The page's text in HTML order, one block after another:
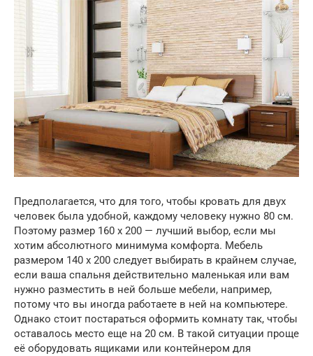
Предполагается, что для того, чтобы кровать для двух
человек была удобной, каждому человеку нужно 80 см.
Поэтому размер 160 х 200 — лучший выбор, если мы
хотим абсолютного минимума комфорта. Мебель
размером 140 x 200 следует выбирать в крайнем случае,
если ваша спальня действительно маленькая или вам
нужно разместить в ней больше мебели, например,
потому что вы иногда работаете в ней на компьютере.
Однако стоит постараться оформить комнату так, чтобы
оставалось место еще на 20 см. В такой ситуации проще
её оборудовать ящиками или контейнером для